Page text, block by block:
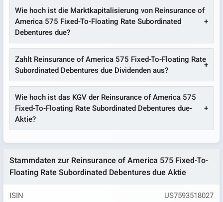
Wie hoch ist die Marktkapitalisierung von Reinsurance of
America 575 Fixed-To-Floating Rate Subordinated
Debentures due?
Zahlt Reinsurance of America 575 Fixed-To-Floating Rate
Subordinated Debentures due Dividenden aus?
Wie hoch ist das KGV der Reinsurance of America 575
Fixed-To-Floating Rate Subordinated Debentures due-
Aktie?
Stammdaten zur Reinsurance of America 575 Fixed-To-
Floating Rate Subordinated Debentures due Aktie
ISIN
US7593518027